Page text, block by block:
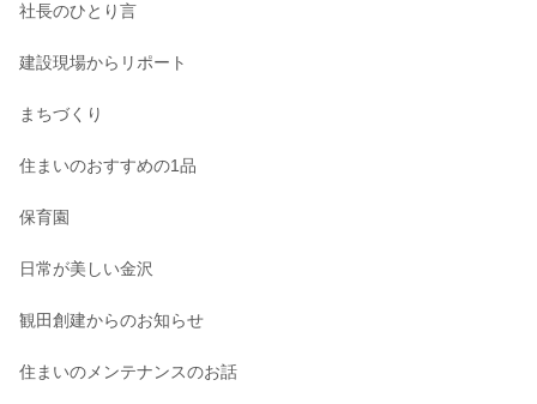
社長のひとり言
建設現場からリポート
まちづくり
住まいのおすすめの1品
保育園
日常が美しい金沢
観田創建からのお知らせ
住まいのメンテナンスのお話